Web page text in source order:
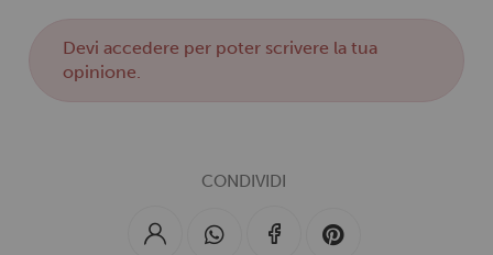
Deviaccedere per poter scrivere la tua
opinione.
CONDIVIDI